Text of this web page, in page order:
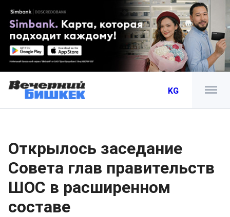
KG
Открылось заседание
Совета глав правительств
ШОС в расширенном
составе